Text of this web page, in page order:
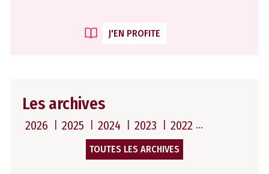
J'EN PROFITE
Les archives
2026 2025 2024 2023 2022
TOUTES LES ARCHIVES